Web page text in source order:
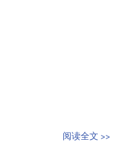
阅读全文 >>